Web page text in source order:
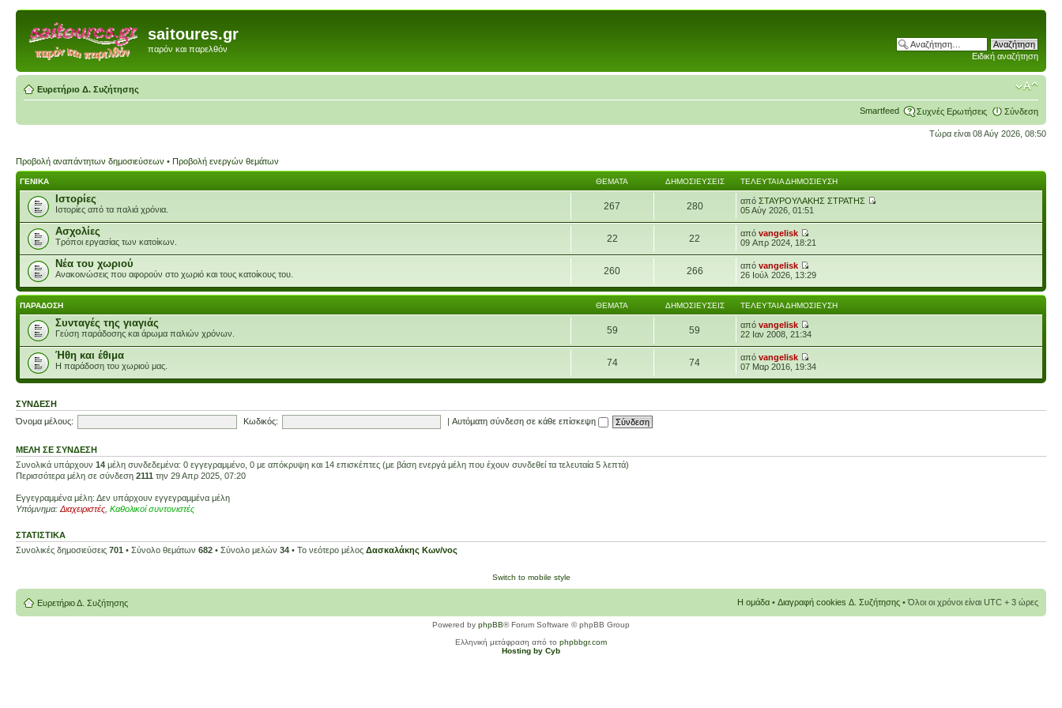
saitoures.gr
παρόν και παρελθόν
Ειδική αναζήτηση
Ευρετήριο Δ. Συζήτησης
Smartfeed Συχνές Ερωτήσεις Σύνδεση
Τώρα είναι 08 Αύγ 2026, 08:50
Προβολή αναπάντητων δημοσιεύσεων • Προβολή ενεργών θεμάτων
ΓΕΝΙΚΑ ΘΈΜΑΤΑ ΔΗΜΟΣΙΕΎΣΕΙΣ ΤΕΛΕΥΤΑΊΑ ΔΗΜΟΣΊΕΥΣΗ
Ιστορίες
Ιστορίες από τα παλιά χρόνια. 267 280 απόΣΤΑΥΡΟΥΛΑΚΗΣ ΣΤΡΑΤΗΣ
05 Αύγ 2026, 01:51
Ασχολίες
Τρόποι εργασίας των κατοίκων. 22 22 απόvangelisk
09 Απρ 2024, 18:21
Νέα του χωριού
Ανακοινώσεις που αφορούν στο χωριό και τους κατοίκους του. 260 266 απόvangelisk
26 Ιούλ 2026, 13:29
ΠΑΡΑΔΟΣΗ ΘΈΜΑΤΑ ΔΗΜΟΣΙΕΎΣΕΙΣ ΤΕΛΕΥΤΑΊΑ ΔΗΜΟΣΊΕΥΣΗ
Συνταγές της γιαγιάς
Γεύση παράδοσης και άρωμα παλιών χρόνων. 59 59 απόvangelisk
22 Ιαν 2008, 21:34
Ήθη και έθιμα
Η παράδοση του χωριού μας. 74 74 απόvangelisk
07 Μαρ 2016, 19:34
ΣΎΝΔΕΣΗ
Όνομα μέλους:
Κωδικός: |Αυτόματη σύνδεση σε κάθε επίσκεψη
ΜΈΛΗ ΣΕ ΣΎΝΔΕΣΗ
Συνολικά υπάρχουν 14 μέλη συνδεδεμένα: 0 εγγεγραμμένο, 0 με απόκρυψη και 14 επισκέπτες (με βάση ενεργά μέλη που έχουν συνδεθεί τα τελευταία 5 λεπτά)
Περισσότερα μέλη σε σύνδεση 2111 την 29 Απρ 2025, 07:20
Εγγεγραμμένα μέλη: Δεν υπάρχουν εγγεγραμμένα μέλη
Υπόμνημα: Διαχειριστές Καθολικοί συντονιστές
ΣΤΑΤΙΣΤΙΚΆ
Συνολικές δημοσιεύσεις 701 • Σύνολο θεμάτων 682 • Σύνολο μελών 34 • Το νεότερο μέλος Δασκαλάκης Κων/νος
Switch to mobile style
Ευρετήριο Δ. Συζήτησης Η ομάδα • Διαγραφή cookies Δ. Συζήτησης • Όλοι οι χρόνοι είναι UTC + 3 ώρες
Powered by phpBB® Forum Software © phpBB Group
Ελληνική μετάφραση από το phpbbgr.com
Hosting by Cyb